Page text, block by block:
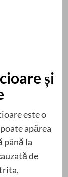
și
este o
apărea
până la
de